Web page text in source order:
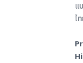
แ
ไ